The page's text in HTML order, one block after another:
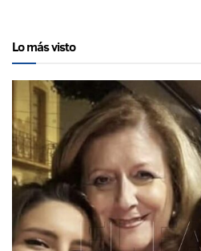
Lo más visto